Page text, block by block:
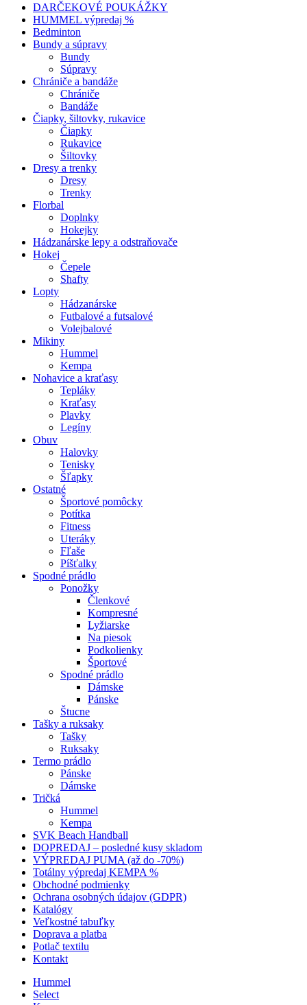
DARČEKOVÉ POUKÁŽKY
HUMMEL výpredaj %
Bedminton
Bundy a súpravy
Bundy
Súpravy
Chrániče a bandáže
Chrániče
Bandáže
Čiapky, šiltovky, rukavice
Čiapky
Rukavice
Šiltovky
Dresy a trenky
Dresy
Trenky
Florbal
Doplnky
Hokejky
Hádzanárske lepy a odstraňovače
Hokej
Čepele
Shafty
Lopty
Hádzanárske
Futbalové a futsalové
Volejbalové
Mikiny
Hummel
Kempa
Nohavice a kraťasy
Tepláky
Kraťasy
Plavky
Legíny
Obuv
Halovky
Tenisky
Šľapky
Ostatné
Športové pomôcky
Potítka
Fitness
Uteráky
Fľaše
Píšťalky
Spodné prádlo
Ponožky
Členkové
Kompresné
Lyžiarske
Na piesok
Podkolienky
Športové
Spodné prádlo
Dámske
Pánske
Štucne
Tašky a ruksaky
Tašky
Ruksaky
Termo prádlo
Pánske
Dámske
Tričká
Hummel
Kempa
SVK Beach Handball
DOPREDAJ – posledné kusy skladom
VÝPREDAJ PUMA (až do -70%)
Totálny výpredaj KEMPA %
Obchodné podmienky
Ochrana osobných údajov (GDPR)
Katalógy
Veľkostné tabuľky
Doprava a platba
Potlač textilu
Kontakt
Hummel
Select